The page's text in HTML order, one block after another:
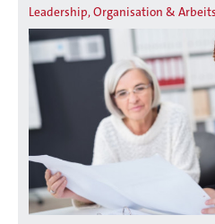
Leadership, Organisation &